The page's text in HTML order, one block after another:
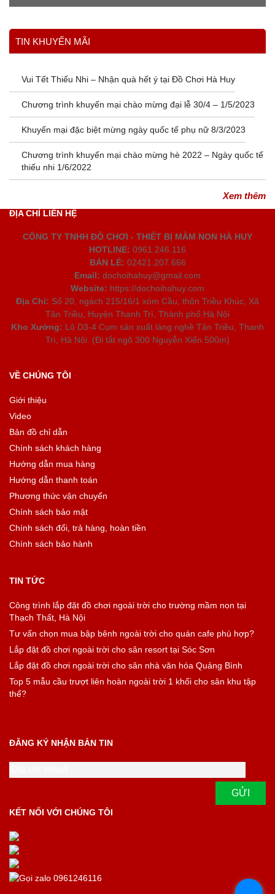
Xem thêm
TIN KHUYẾN MÃI
Vui Tết Thiếu Nhi – Nhận quà hết ý tại Đồ Chơi Hà Huy
Chương trình khuyến mại chào mừng đại lễ 30/4 – 1/5/2023
Khuyến mại đặc biệt mừng ngày quốc tế phụ nữ 8/3/2023
Chương trình khuyến mại chào mừng hè 2022 – Ngày quốc tế
thiếu nhi 1/6/2022
Xem thêm
ĐỊA CHỈ LIÊN HỆ
CÔNG TY TNHH ĐỒ CHƠI - THIẾT BỊ MẦM NON HÀ HUY
HOTLINE: 0961.246.116
BÁN LẺ: 02421.207.666
Email: dochoihahuy@gmail.com
Website: https://dochoihahuy.com
Địa Chỉ: Số 20, ngách 215/16/1 xóm Cầu, thôn Triều Khúc, Xã
Tân Triều, Huyện Thanh Trì, Thành phố Hà Nội
Kho Xưởng: Lô D3-4 Cụm sản xuất làng nghề Tân Triều, Thanh
Trì, Hà Nội. (Đi tắt ngõ 300 Nguyễn Xiển 500m)
VỀ CHÚNG TÔI
Giới thiệu
Video
Bản đồ chỉ dẫn
Chính sách khách hàng
Hướng dẫn mua hàng
Hướng dẫn thanh toán
Phương thức vận chuyển
Chính sách bảo mật
Chính sách đổi, trả hàng, hoàn tiền
Chính sách bảo hành
TIN TỨC
Công trình lắp đặt đồ chơi ngoài trời cho trường mầm non tại
Thạch Thất, Hà Nội
Tư vấn chọn mua bập bênh ngoài trời cho quán cafe phù hợp?
Lắp đặt đồ chơi ngoài trời cho sân resort tại Sóc Sơn
Lắp đặt đồ chơi ngoài trời cho sân nhà văn hóa Quảng Bình
Top 5 mẫu cầu trượt liên hoàn ngoài trời 1 khối cho sân khu tập
thể?
ĐĂNG KÝ NHẬN BẢN TIN
KẾT NỐI VỚI CHÚNG TÔI